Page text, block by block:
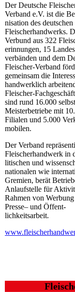
Der Deutsche
Verband e.V. ist die
ni­sa­ti­on des deutschen
Fleischerhandwerks.
Verbund aus 322
erinnungen, 15
ver­bänden und dem
Fleischer-Verband
gemeinsam die
handwerklich
Fleischer-
sind rund 16.000
Meis­ter­betriebe mit
Filialen und 5.000
mobilen.
Der Verband
Flei­scher­hand­werk in
litischen und
nationalen wie
Gremien, berät
Anlaufstelle für
Rah­men von
Presse– und Öffent­
lichkeitsarbeit.